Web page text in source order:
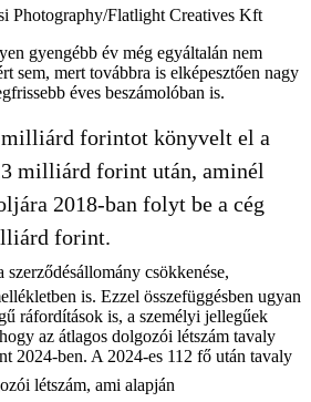
Photography/Flatlight Creatives Kft
gyengébb év még egyáltalán nem
sem, mert továbbra is elképesztően nagy
éves beszámolóban is.
forintot könyvelt el a
milliárd forint után, aminél
2018-ban folyt be a cég
forint.
szerződésállomány csökkenése,
is. Ezzel összefüggésben ugyan
ráfordítások is, a személyi jellegűek
az átlagos dolgozói létszám tavaly
2024-ben. A 2024-es 112 fő után tavaly
létszám, ami alapján